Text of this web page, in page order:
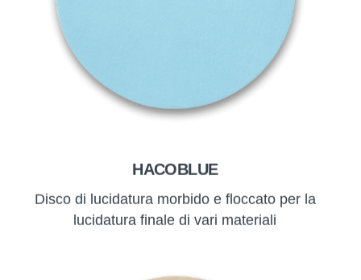
HACOBLUE
Disco di lucidatura morbido e floccato per la
lucidatura finale di vari materiali